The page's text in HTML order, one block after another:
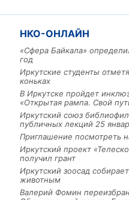
НКО-ОНЛАЙН
«Сфера Байкала»
год
Иркутские студенты
коньках
В Иркутске пройдет
«Открытая рампа. Свой
Иркутский союз
публичных лекций 25
Приглашение посмотреть
Иркутский проект
получил грант
Иркутский зоосад
животным
Валерий Фомин